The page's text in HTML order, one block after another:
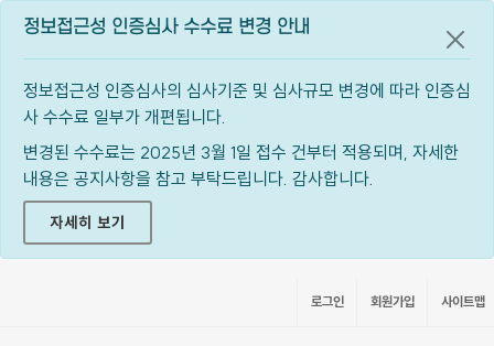
정보접근성 인증심사 수수료 변경 안내
정보접근성 인증심사의 심사기준 및 심사규모 변경에 따라 인증심
사 수수료 일부가 개편됩니다.
변경된 수수료는 2025년 3월 1일 접수 건부터 적용되며, 자세한
내용은 공지사항을 참고 부탁드립니다. 감사합니다.
자세히 보기
공지
로그인 회원가입 사이트맵